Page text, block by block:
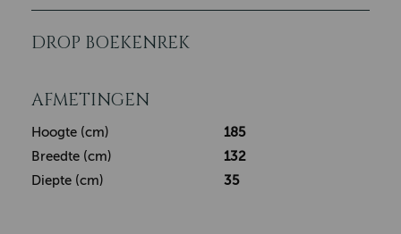
DROP BOEKENREK
AFMETINGEN
Hoogte (cm)
185
Breedte (cm)
132
Diepte (cm)
35